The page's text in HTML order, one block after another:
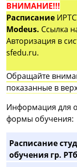
ВНИМАНИЕ!!!
Расписание
Modeus. Ссылка
Авторизация в
sfedu.ru.
Обращайте
показанные в
Информация для
формы обучения:
Расписание
обучения гр.